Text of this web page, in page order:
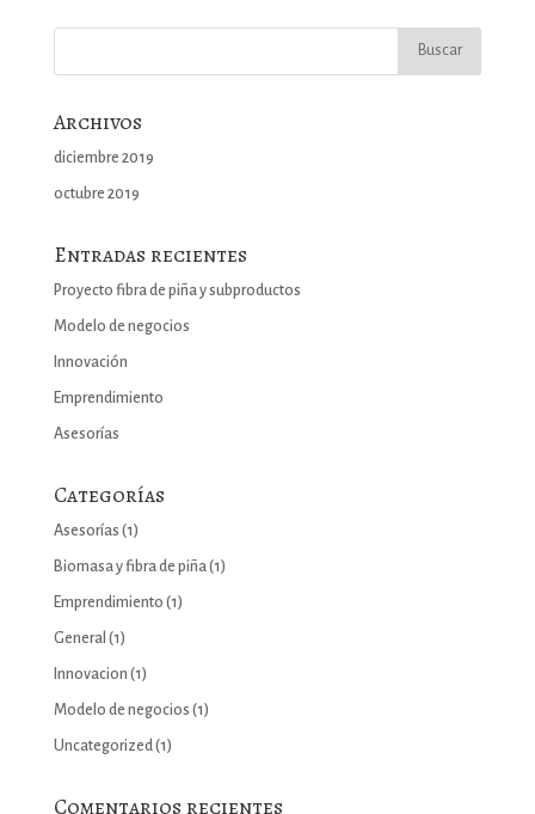
Archivos
diciembre 2019
octubre 2019
Entradas recientes
Proyecto fibra de piña y subproductos
Modelo de negocios
Innovación
Emprendimiento
Asesorías
Categorías
Asesorías (1)
Biomasa y fibra de piña(1)
Emprendimiento (1)
General (1)
Innovacion (1)
Modelo de negocios (1)
Uncategorized (1)
Comentarios recientes